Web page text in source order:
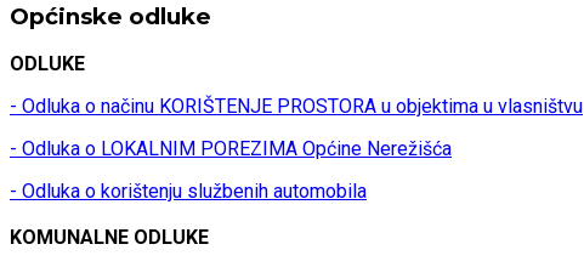
Općinske odluke
ODLUKE
- Odluka o načinu KORIŠTENJE PROSTORA u objektima u vlasništvu
- Odluka o LOKALNIM POREZIMA Općine Nerežišća
- Odluka o korištenju službenih automobila
KOMUNALNE ODLUKE